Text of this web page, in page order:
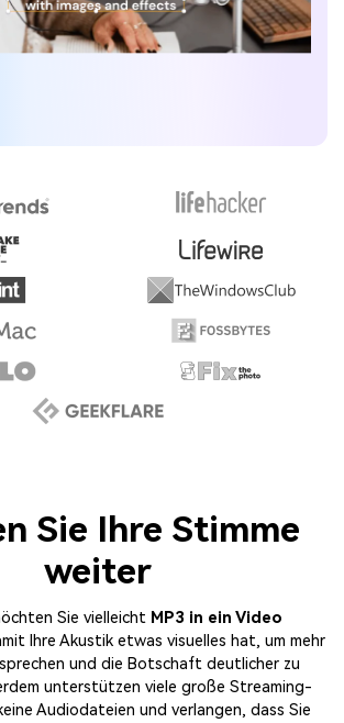
Sie Ihre Stimme
weiter
Sie vielleicht MP3 in ein Video
Ihre Akustik etwas visuelles hat, um mehr
und die Botschaft deutlicher zu
unterstützen viele große Streaming-
Audiodateien und verlangen, dass Sie